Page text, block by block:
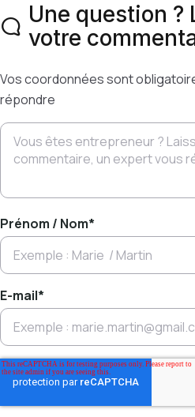
Une question ?
votre
Vos coordonnées sont
répondre
Prénom / Nom*
E-mail*